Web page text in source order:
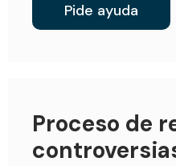
Pide ayuda
Proceso de